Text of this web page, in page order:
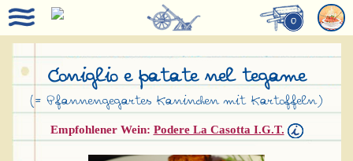
0
Coniglio e patate nel tegame
(= Pfannengegartes Kaninchen mit Kartoffeln)
Empfohlener Wein: Podere La Casotta I.G.T.